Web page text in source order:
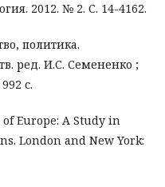
2012. № 2. С. 14-4162.
политика.
ред. И.С. Семененко ;
с.
Europe: A Study in
London and New York: